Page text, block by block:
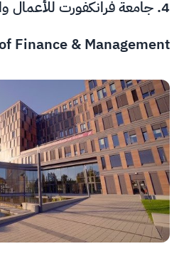
4.
Finance & Management)